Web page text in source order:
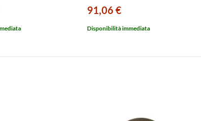
91,06 €
Disponibilità immediata